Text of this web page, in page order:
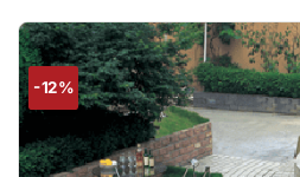
-12%